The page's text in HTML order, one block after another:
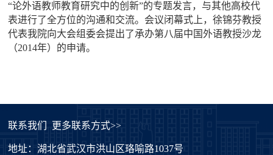
“论外语教师教育研究中的创新”的专题发言， 与其他高校代
表进行了全方位的沟通和交流。会议闭幕式上，徐锦芬教授
代表我院向大会组委会提出了承办第八届中国外语教授沙龙
（2014年）的申请。
联系我们 更多联系方式>>
地址：湖北省武汉市洪山区珞喻路1037号